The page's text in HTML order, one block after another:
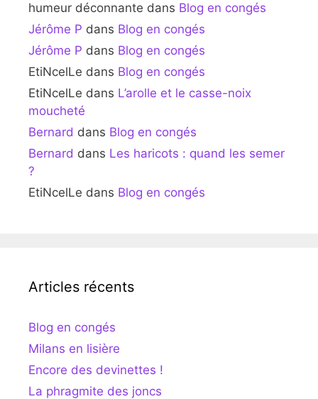
humeur déconnante dans Blog en congés
Jérôme P dans Blog en congés
Jérôme P dans Blog en congés
EtiNcelLe dans Blog en congés
EtiNcelLe dans L’arolle et le casse-noix
moucheté
Bernard dans Blog en congés
Bernard dans Les haricots : quand les semer
?
EtiNcelLe dans Blog en congés
Articles récents
Blog en congés
Milans en lisière
Encore des devinettes !
La phragmite des joncs